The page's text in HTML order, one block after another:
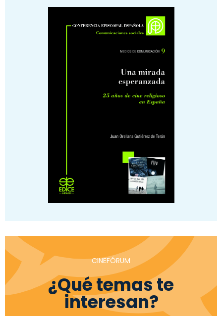
CINEFÓRUM
¿Qué temas te
interesan?